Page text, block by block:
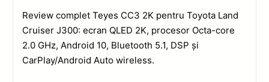
Review complet Teyes CC3 2K pentru Toyota Land
Cruiser J300: ecran QLED 2K, procesor Octa-core
2.0 GHz, Android 10, Bluetooth 5.1, DSP și
CarPlay/Android Auto wireless.